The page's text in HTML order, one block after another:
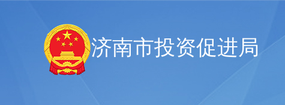
济南市投资促进局